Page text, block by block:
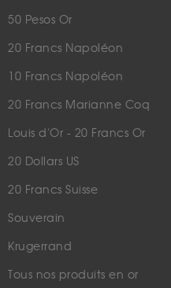
50 Pesos Or
20 Francs Napoléon
10 Francs Napoléon
20 Francs Marianne Coq
Louis d'Or - 20 Francs Or
20 Dollars US
20 Francs Suisse
Souverain
Krugerrand
Tous nos produits en or